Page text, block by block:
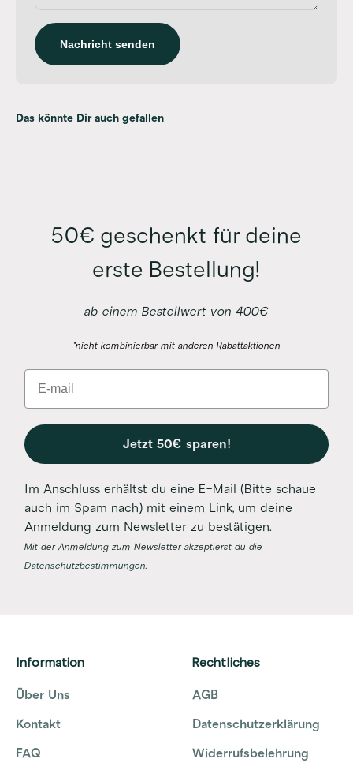
Nachricht senden
50€ geschenkt für deine
erste Bestellung!
ab einem Bestellwert von 400€
*nicht kombinierbar mit anderen Rabattaktionen
Email
Jetzt 50€ sparen!
Im Anschluss erhältst du eine E-Mail (Bitte schaue
auch im Spam nach) mit einem Link, um deine
Anmeldung zum Newsletter zu bestätigen.
Mit der Anmeldung zum Newsletter akzeptierst du die
Datenschutzbestimmungen.
Information
Über Uns
Kontakt
FAQ
Rechtliches
AGB
Datenschutzerklärung
Widerrufsbelehrung